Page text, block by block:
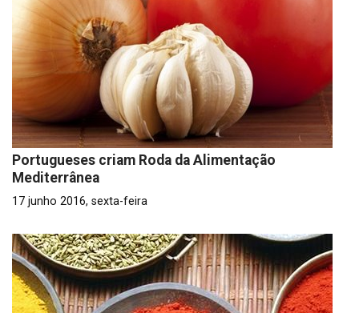
Portugueses criam Roda da Alimentação
Mediterrânea
17 junho 2016, sexta-feira